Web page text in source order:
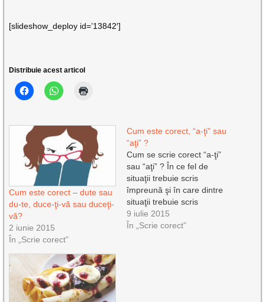
[slideshow_deploy id=’13842′]
Distribuie acest articol
Cum este corect – dute sau
du-te, duce-ţi-vă sau duceţi-
vă?
2 iunie 2015
În „Scrie corect”
Cum este corect, “a-ţi” sau
“aţi” ?
Cum se scrie corect “a-ţi”
sau “aţi” ? În ce fel de
situaţii trebuie scris
împreună şi în care dintre
situaţii trebuie scris
despărţit prin cratimă
(liniuţă) “-” ? “Aţi” se scrie
9 iulie 2015
În „Scrie corect”